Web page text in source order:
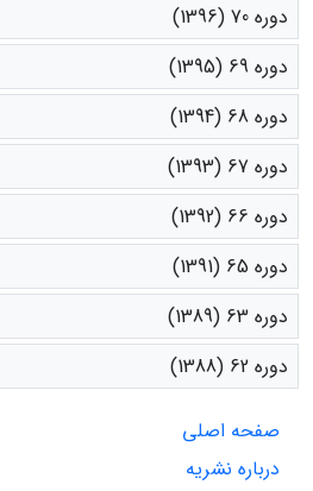
دوره 70 (1396)
دوره 69 (1395)
دوره 68 (1394)
دوره 67 (1393)
دوره 66 (1392)
دوره 65 (1391)
دوره 63 (1389)
دوره 62 (1388)
صفحه اصلی
درباره نشریه